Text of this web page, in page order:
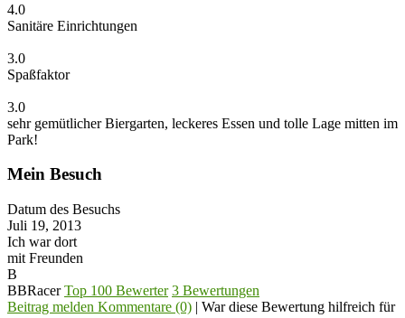
4.0
Sanitäre Einrichtungen
3.0
Spaßfaktor
3.0
sehr gemütlicher Biergarten, leckeres Essen und tolle Lage mitten im
Park!
Mein Besuch
Datum des Besuchs
Juli 19, 2013
Ich war dort
mit Freunden
B
BBRacer Top 100 Bewerter 3 Bewertungen
Beitrag melden Kommentare (0) | War diese Bewertung hilfreich für